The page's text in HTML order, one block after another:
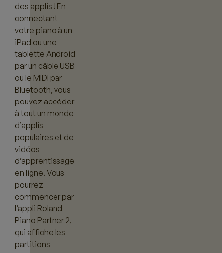
des applis ! En
connectant
votre piano à un
iPad ou une
tablette Android
par un câble USB
ou le MIDI par
Bluetooth, vous
pouvez accéder
à tout un monde
d’applis
populaires et de
vidéos
d’apprentissage
en ligne. Vous
pourrez
commencer par
l’appli Roland
Piano Partner 2,
qui affiche les
partitions